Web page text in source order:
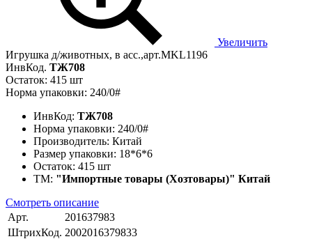
Увеличить
Игрушка д/животных, в асс.,арт.MKL1196
ИнвКод. ТЖ708
Остаток: 415 шт
Норма упаковки: 240/0#
ИнвКод: ТЖ708
Норма упаковки: 240/0#
Производитель: Китай
Размер упаковки: 18*6*6
Остаток: 415 шт
ТМ: "Импортные товары (Хозтовары)" Китай
Смотреть описание
Арт.
201637983
ШтрихКод. 2002016379833